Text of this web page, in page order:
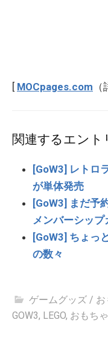
[ MOCpages.com
関連するエント
[GoW3] レトロ
が単体発売
[GoW3] まだ予
メンバーシップ
[GoW3] ちょっ
の数々
ゲームグッズ / お
GOW3, LEGO, おもちゃ